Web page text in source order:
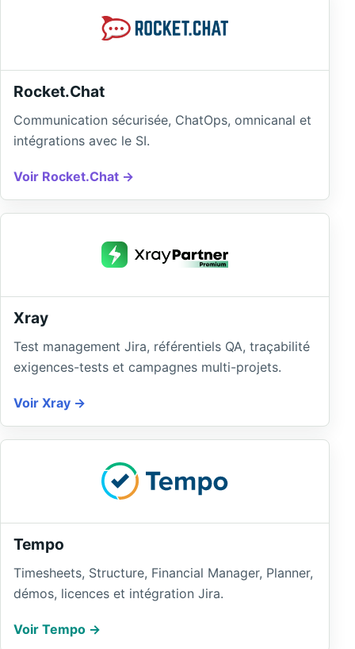
Rocket.Chat
Communication sécurisée, ChatOps, omnicanal et
intégrations avec le SI.
Voir Rocket.Chat
Xray
Test management Jira, référentiels QA, traçabilité
exigences-tests et campagnes multi-projets.
Voir Xray
Tempo
Timesheets, Structure, Financial Manager, Planner,
démos, licences et intégration Jira.
Voir Tempo